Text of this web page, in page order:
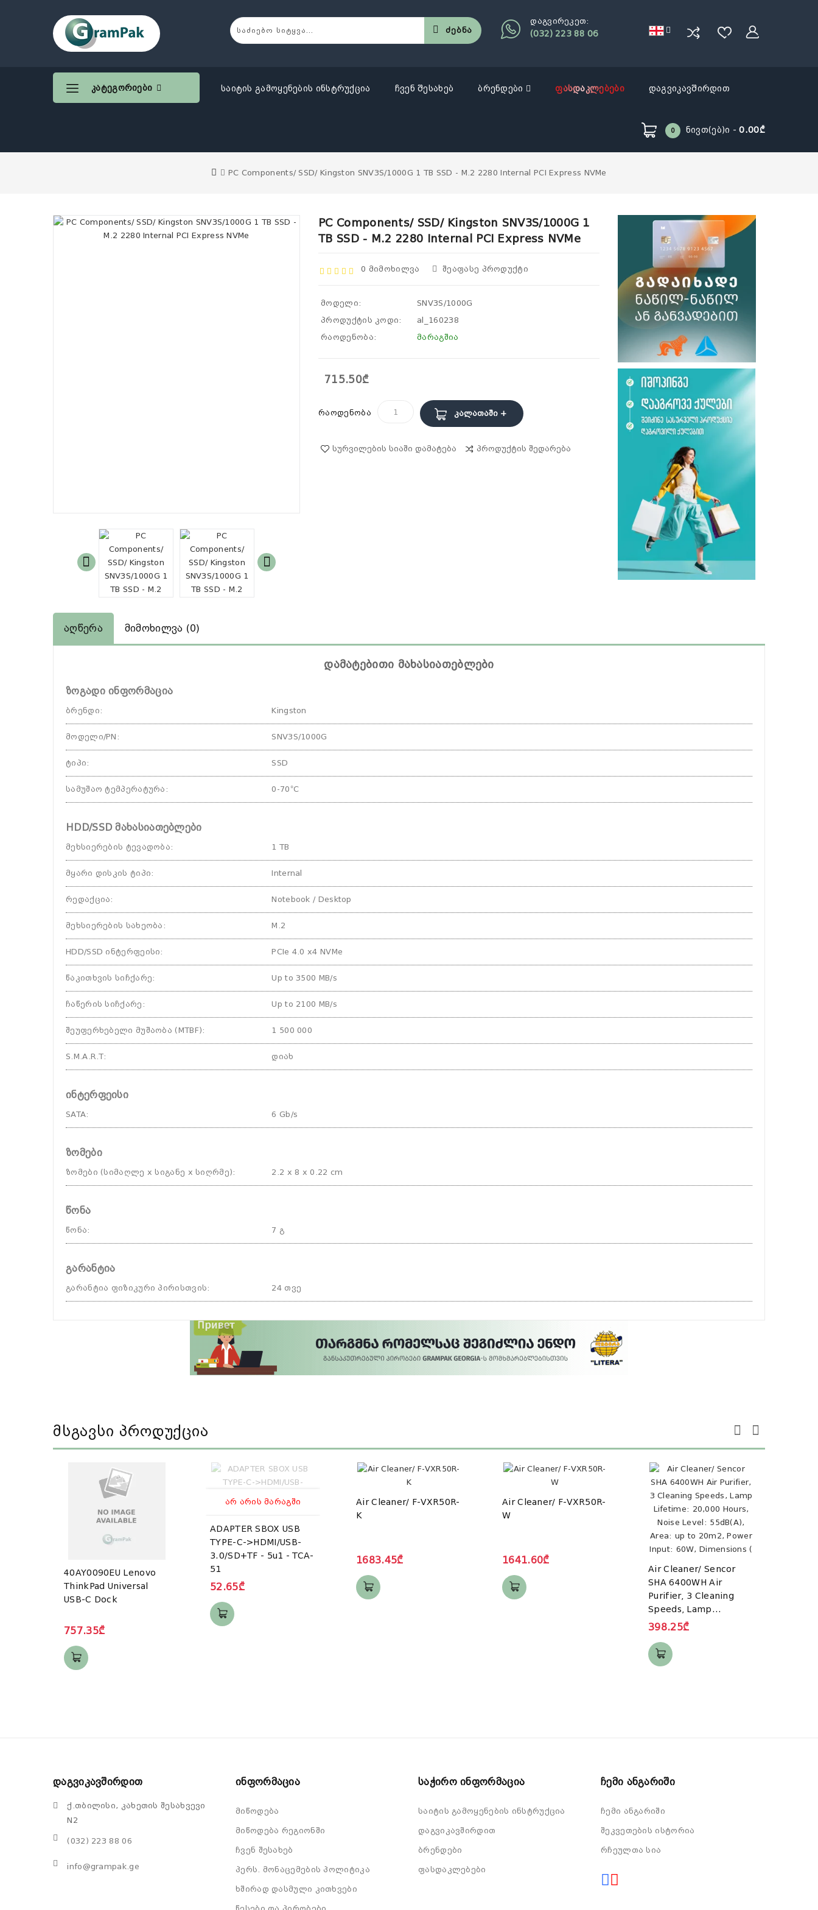
დაგვირეკეთ:
(032) 223 88 06
Ძებნა
Კატეგორიები საიტის გამოყენების ინსტრუქცია ჩვენ შესახებ ბრენდები ფასდაკლებები დაგვიკავშირდით
0 Ნივთ(ებ)ი -0.00₾
PC Components/ SSD/ Kingston SNV3S/1000G 1 TB SSD - M.2 2280 Internal PCI Express NVMe
PC Components/ SSD/ Kingston SNV3S/1000G 1
TB SSD - M.2 2280 Internal PCI Express NVMe
0 Მიმოხილვა Შეაფასე Პროდუქტი
მოდელი:
SNV3S/1000G
პროდუქტის კოდი:
al_160238
რაოდენობა:
მარაგშია
715.50₾
რაოდენობა Კალათაში +
Სურვილების Სიაში Დამატება Პროდუქტის Შედარება
Აღწერა Მიმოხილვა (0)
დამატებითი მახასიათებლები
ზოგადი ინფორმაცია
ბრენდი: Kingston
მოდელი/PN : SNV3S/1000G
ტიპი: SSD
სამუშაო ტემპერატურა : 0-70°C
HDD/SSD მახასიათებლები
მეხსიერების ტევადობა: 1 TB
მყარი დისკის ტიპი: Internal
რედაქცია: Notebook / Desktop
მეხსიერების სახეობა : M.2
HDD/SSD ინტერფეისი: PCIe 4.0 x4 NVMe
წაკითხვის სიჩქარე: Up to 3500 MB/s
ჩაწერის სიჩქარე : Up to 2100 MB/s
შეუფერხებელი მუშაობა (MTBF): 1 500 000
S.M.A.R.T: დიახ
ინტერფეისი
SATA: 6 Gb/s
ზომები
ზომები (სიმაღლე x სიგანე x სიღრმე): 2.2 x 8 x 0.22 cm
წონა
წონა: 7 გ
გარანტია
გარანტია ფიზიკური პირისთვის: 24 თვე
Მსგავსი Პროდუქცია
40AY0090EU Lenovo
ThinkPad Universal
USB-C Dock
757.35₾
ᲐᲠ ᲐᲠᲘᲡ ᲛᲐᲠᲐᲒᲨᲘ
ADAPTER SBOX USB
TYPE-C->HDMI/USB-
3.0/SD+TF - 5u1 - TCA-
51
52.65₾
Air Cleaner/ F-VXR50R-
K
1683.45₾
Air Cleaner/ F-VXR50R-
W
1641.60₾
Air Cleaner/ Sencor
SHA 6400WH Air
Purifier, 3 Cleaning
Speeds, Lamp
Lifetime: 20,000 Hours,
Area: up to 20m2,
Power Input: 60W,
398.25₾
Დაგვიკავშირდით
ქ.თბილისი, კახეთის შესახვევი
N2
(032) 223 88 06
info@grampak.ge
Ინფორმაცია
მიწოდება
მიწოდება რეგიონში
ჩვენ შესახებ
პერს. მონაცემების პოლიტიკა
ხშირად დასმული კითხვები
Საჭირო Ინფორმაცია
საიტის გამოყენების ინსტრუქცია
დაგვიკავშირდით
ბრენდები
ფასდაკლებები
Ჩემი Ანგარიში
ჩემი ანგარიში
შეკვეთების ისტორია
რჩეულთა სია